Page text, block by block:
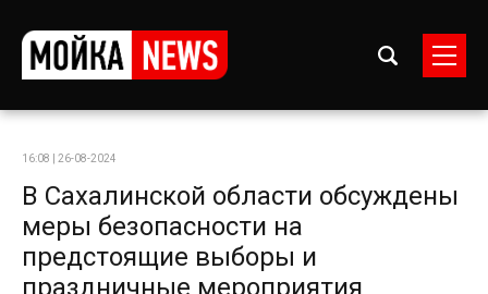
16:08 | 26-08-2024
В Сахалинской области обсуждены
меры безопасности на
предстоящие выборы и
праздничные мероприятия